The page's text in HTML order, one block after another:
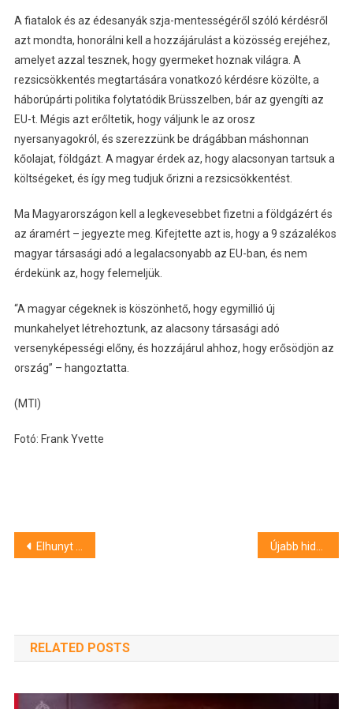
A fiatalok és az édesanyák szja-mentességéről szóló kérdésről
azt mondta, honorálni kell a hozzájárulást a közösség erejéhez,
amelyet azzal tesznek, hogy gyermeket hoznak világra. A
rezsicsökkentés megtartására vonatkozó kérdésre közölte, a
háborúpárti politika folytatódik Brüsszelben, bár az gyengíti az
EU-t. Mégis azt erőltetik, hogy váljunk le az orosz
nyersanyagokról, és szerezzünk be drágábban máshonnan
kőolajat, földgázt. A magyar érdek az, hogy alacsonyan tartsuk a
költségeket, és így meg tudjuk őrizni a rezsicsökkentést.
Ma Magyarországon kell a legkevesebbet fizetni a földgázért és
az áramért – jegyezte meg. Kifejtette azt is, hogy a 9 százalékos
magyar társasági adó a legalacsonyabb az EU-ban, és nem
érdekünk az, hogy felemeljük.
“A magyar cégeknek is köszönhető, hogy egymillió új
munkahelyet létrehoztunk, az alacsony társasági adó
versenyképességi előny, és hozzájárul ahhoz, hogy erősödjön az
ország” – hangoztatta.
(MTI)
Fotó: Frank Yvette
Bejegyzés
Elhunyt Jane Goodall
RELATED POSTS